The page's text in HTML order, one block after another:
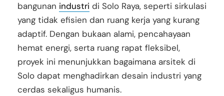
bangunan industri di Solo Raya, seperti sirkulasi
yang tidak efisien dan ruang kerja yang kurang
adaptif. Dengan bukaan alami, pencahayaan
hemat energi, serta ruang rapat fleksibel,
proyek ini menunjukkan bagaimana arsitek di
Solo dapat menghadirkan desain industri yang
cerdas sekaligus humanis.